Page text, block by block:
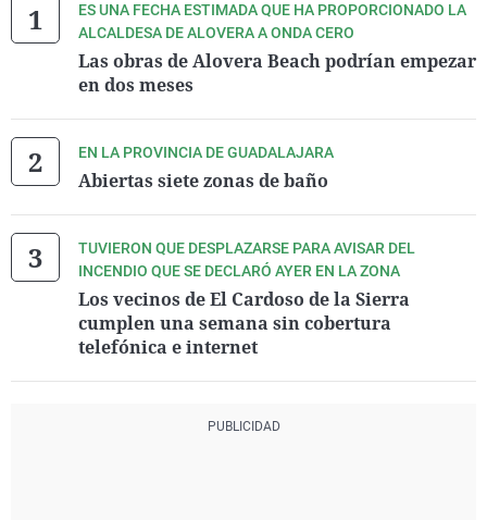
ES UNA FECHA ESTIMADA QUE HA PROPORCIONADO LA
ALCALDESA DE ALOVERA A ONDA CERO
Las obras de Alovera Beach podrían empezar
en dos meses
EN LA PROVINCIA DE GUADALAJARA
Abiertas siete zonas de baño
TUVIERON QUE DESPLAZARSE PARA AVISAR DEL
INCENDIO QUE SE DECLARÓ AYER EN LA ZONA
Los vecinos de El Cardoso de la Sierra
cumplen una semana sin cobertura
telefónica e internet